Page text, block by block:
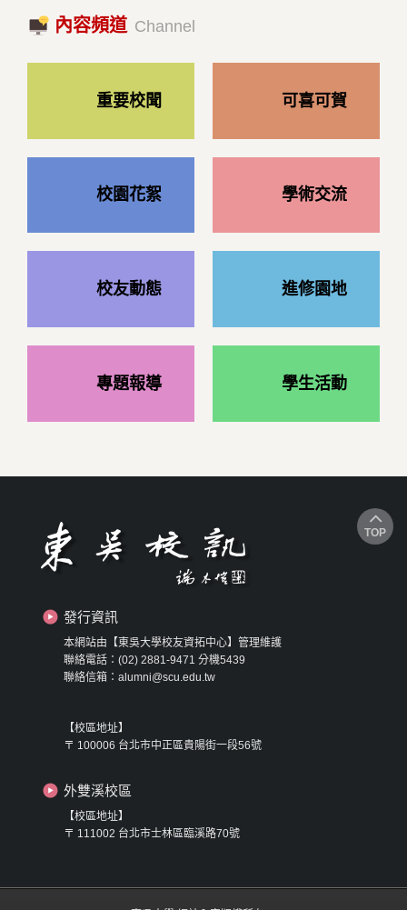
2023/10/18|推薦閱讀
內容頻道 Channel
重要校聞 可喜可賀
校園花絮 學術交流
校友動態 進修園地
專題報導 學生活動
發行資訊
本網站由【東吳大學校友資拓中心】管理維護
聯絡電話：(02) 2881-9471 分機5439
聯絡信箱：alumni@scu.edu.tw
【校區地址】
〒 100006 台北市中正區貴陽街一段56號
外雙溪校區
【校區地址】
〒 111002 台北市士林區臨溪路70號
TOP